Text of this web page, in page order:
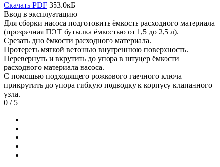
Скачать PDF 353.0кБ
Ввод в эксплуатацию
Для сборки насоса подготовить ёмкость расходного материала
(прозрачная ПЭТ-бутылка ёмкостью от 1,5 до 2,5 л).
Срезать дно ёмкости расходного материала.
Протереть мягкой ветошью внутреннюю поверхность.
Перевернуть и вкрутить до упора в штуцер ёмкости
расходного материала насоса.
С помощью подходящего рожкового гаечного ключа
прикрутить до упора гибкую подводку к корпусу клапанного
узла.
0 / 5